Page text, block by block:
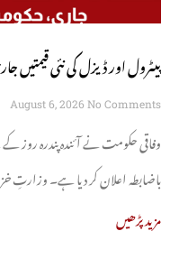
پیٹرول اور ڈیزل کی نئی قیمتیں
August 6, 2026 No Comments
وفاقی حکومت نے آئندہ پندرہ روز کے
باضابطہ اعلان کر دیا ہے۔ وزارتِ
مزید پڑھیں